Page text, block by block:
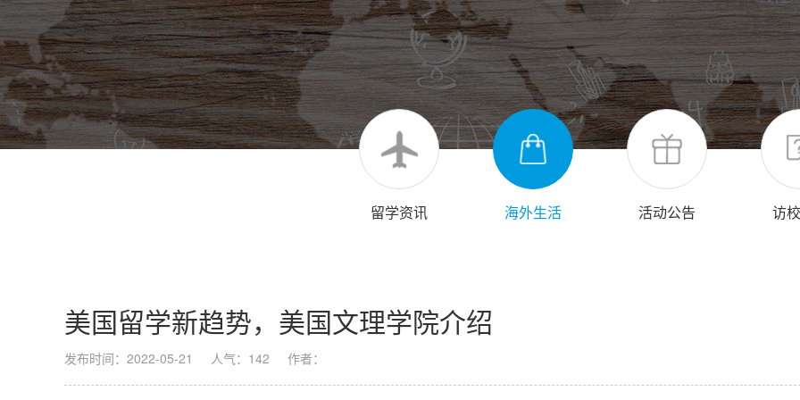
留学资讯 海外生活 活动公告 访
美国留学新趋势，美国文理学院介绍
发布时间：2022-05-21 人气：142 作者：